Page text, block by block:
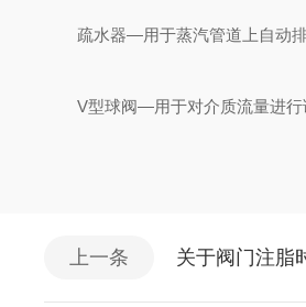
疏水器—用于蒸汽管道上自动排
V型球阀—用于对介质流量进行
上一条 关于阀门注脂